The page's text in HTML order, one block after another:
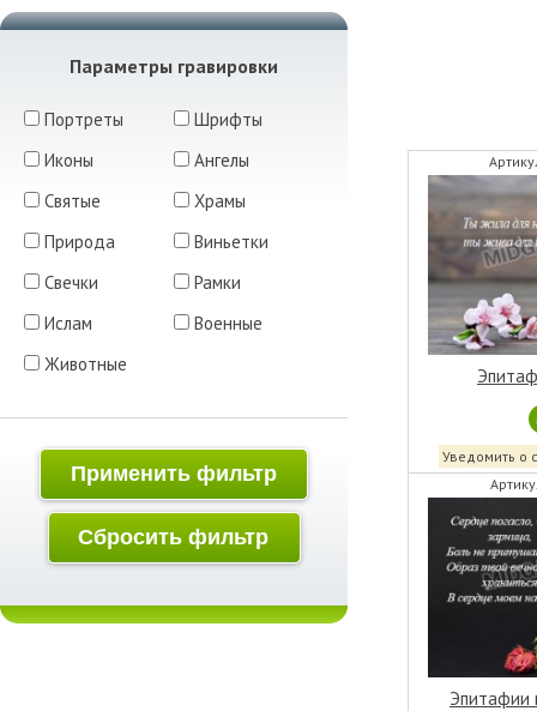
Параметры гравировки
Портреты
Шрифты
Иконы
Ангелы
Святые
Храмы
Природа
Виньетки
Свечки
Рамки
Ислам
Военные
Животные
Применить фильтр
Сбросить фильтр
Уведомить о
Эпитафии